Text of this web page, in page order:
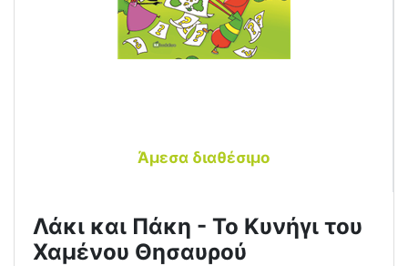
Άμεσα διαθέσιμο
Λάκι και Πάκη - Το Κυνήγι του
Χαμένου Θησαυρού